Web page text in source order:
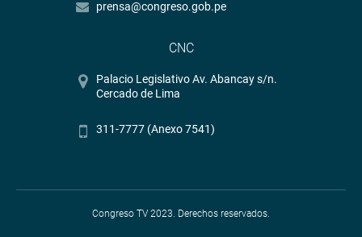
prensa@congreso.gob.pe
CNC
Palacio Legislativo Av. Abancay s/n.
Cercado de Lima
311-7777 (Anexo 7541)
Congreso TV 2023. Derechos reservados.